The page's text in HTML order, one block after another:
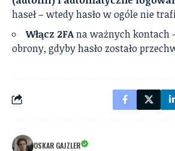
haseł – wtedy hasło w ogóle nie
Włącz 2FAna ważnych kontach
obrony, gdyby hasło zostało
OSKAR GAJZLER